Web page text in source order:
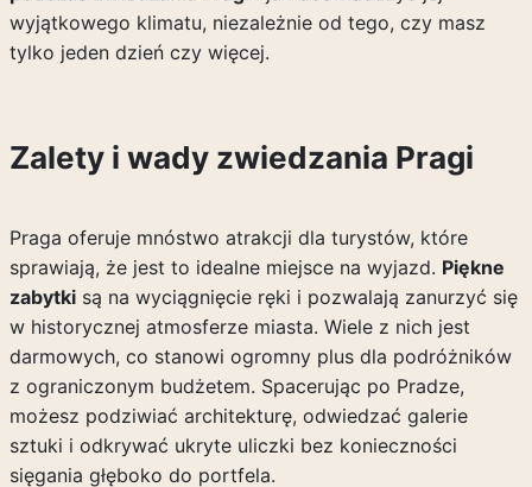
wyjątkowego klimatu, niezależnie od tego, czy masz
tylko jeden dzień czy więcej.
Zalety i wady zwiedzania Pragi
Praga oferuje mnóstwo atrakcji dla turystów, które
sprawiają, że jest to idealne miejsce na wyjazd. Piękne
zabytkisą na wyciągnięcie ręki i pozwalają zanurzyć się
w historycznej atmosferze miasta. Wiele z nich jest
darmowych, co stanowi ogromny plus dla podróżników
z ograniczonym budżetem. Spacerując po Pradze,
możesz podziwiać architekturę, odwiedzać galerie
sztuki i odkrywać ukryte uliczki bez konieczności
sięgania głęboko do portfela.